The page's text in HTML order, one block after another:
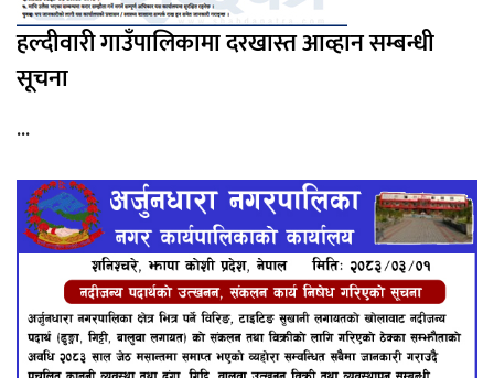
हल्दीवारी गाउँपालिकामा दरखास्त आव्हान सम्बन्धी
सूचना
...